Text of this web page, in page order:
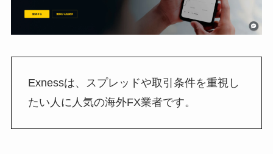
Exnessは、スプレッドや取引条件を重視し
たい人に人気の海外FX業者です。